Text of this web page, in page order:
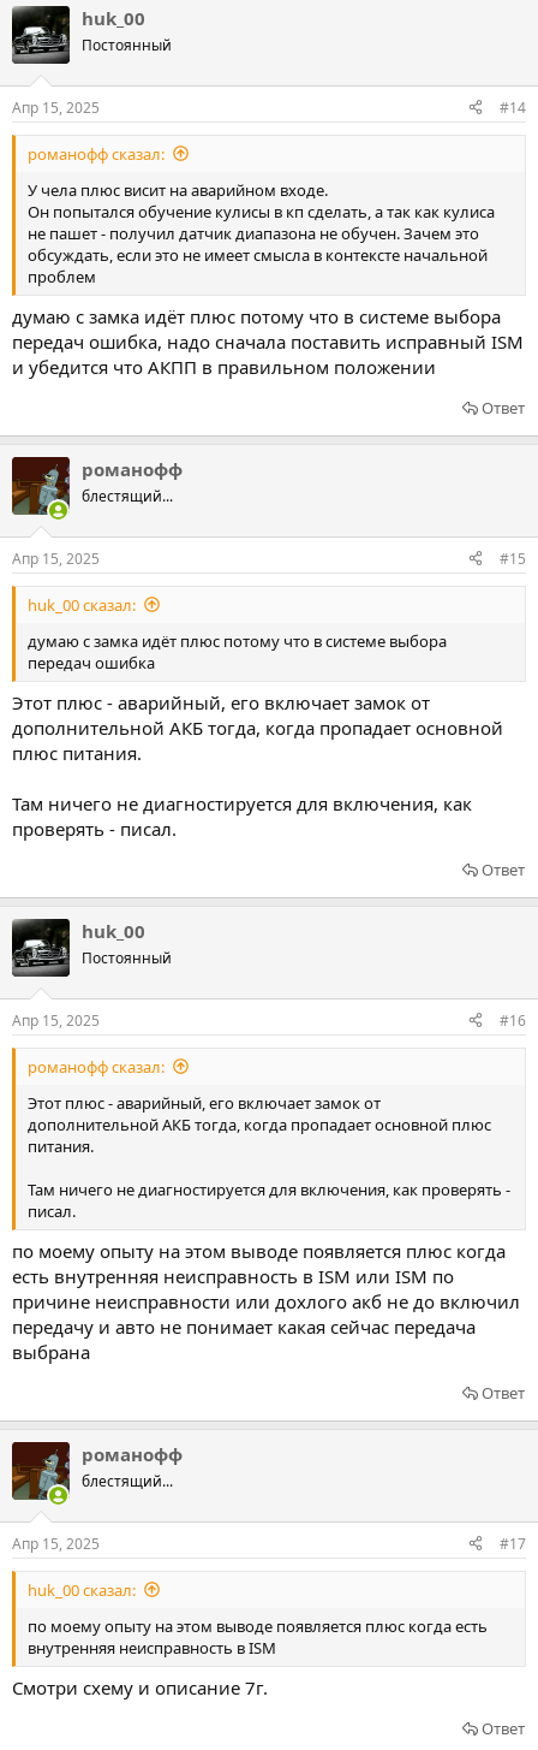
huk_00
Постоянный
Апр 15, 2025 #14
романофф сказал:
У чела плюс висит на аварийном входе.
Он попытался обучение кулисы в кп сделать, а так как кулиса
не пашет - получил датчик диапазона не обучен. Зачем это
обсуждать, если это не имеет смысла в контексте начальной
проблем
думаю с замка идёт плюс потому что в системе выбора
передач ошибка, надо сначала поставить исправный ISM
и убедится что АКПП в правильном положении
Ответ
романофф
блестящий...
Апр 15, 2025 #15
huk_00 сказал:
думаю с замка идёт плюс потому что в системе выбора
передач ошибка
Этот плюс - аварийный, его включает замок от
дополнительной АКБ тогда, когда пропадает основной
плюс питания.
Там ничего не диагностируется для включения, как
проверять - писал.
Ответ
huk_00
Постоянный
Апр 15, 2025 #16
романофф сказал:
Этот плюс - аварийный, его включает замок от
дополнительной АКБ тогда, когда пропадает основной плюс
питания.
Там ничего не диагностируется для включения, как проверять -
писал.
по моему опыту на этом выводе появляется плюс когда
есть внутренняя неисправность в ISM или ISM по
причине неисправности или дохлого акб не до включил
передачу и авто не понимает какая сейчас передача
выбрана
Ответ
романофф
блестящий...
Апр 15, 2025 #17
huk_00 сказал:
по моему опыту на этом выводе появляется плюс когда есть
внутренняя неисправность в ISM
Смотри схему и описание 7г.
Ответ